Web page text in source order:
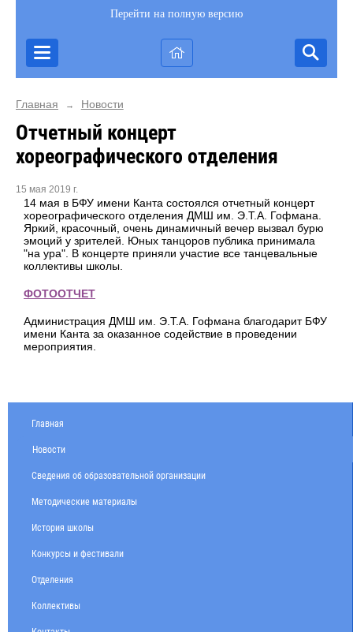
Перейти на полную версию
Главная → Новости
Отчетный концерт
хореографического отделения
15 мая 2019 г.
14 мая в БФУ имени Канта состоялся отчетный концерт
хореографического отделения ДМШ им. Э.Т.А. Гофмана.
Яркий, красочный, очень динамичный вечер вызвал бурю
эмоций у зрителей. Юных танцоров публика принимала
"на ура". В концерте приняли участие все танцевальные
коллективы школы.
ФОТООТЧЕТ
Администрация ДМШ им. Э.Т.А. Гофмана благодарит БФУ
имени Канта за оказанное содействие в проведении
мероприятия.
Главная
Новости
Сведения об образовательной организации
Методические материалы
История школы
Конкурсы и фестивали
Отделения
Коллективы